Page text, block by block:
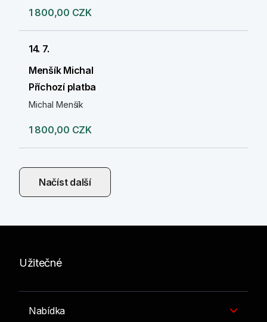
1 800,00 CZK
14. 7.
Menšík Michal
Příchozí platba
Michal Menšík
1 800,00 CZK
Načíst další
Užitečné
Nabídka